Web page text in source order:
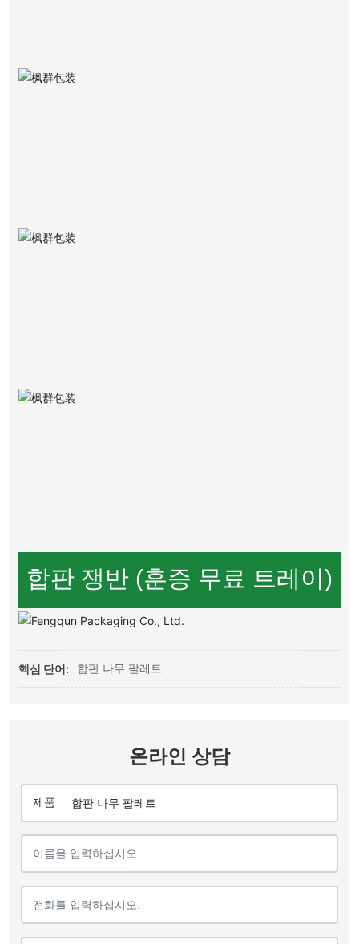
합판 쟁반 (훈증 무료 트레이)
핵심 단어: 합판 나무 팔레트
온라인 상담
제품 합판 나무 팔레트